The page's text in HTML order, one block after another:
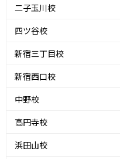
二子玉川校
四ツ谷校
新宿三丁目校
新宿西口校
中野校
高円寺校
浜田山校